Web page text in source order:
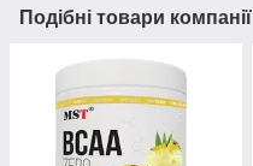
Подібні товари компанії